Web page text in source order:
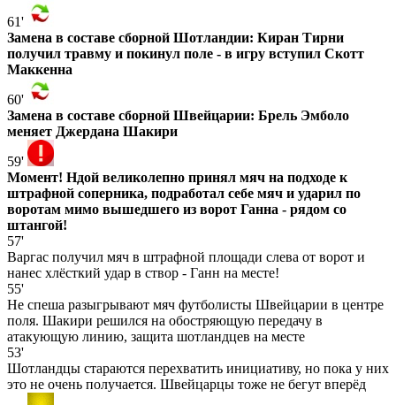
61'
Замена в составе сборной Шотландии: Киран Тирни
получил травму и покинул поле - в игру вступил Скотт
Маккенна
60'
Замена в составе сборной Швейцарии: Брель Эмболо
меняет Джердана Шакири
59'
Момент! Ндой великолепно принял мяч на подходе к
штрафной соперника, подработал себе мяч и ударил по
воротам мимо вышедшего из ворот Ганна - рядом со
штангой!
57'
Варгас получил мяч в штрафной площади слева от ворот и
нанес хлёсткий удар в створ - Ганн на месте!
55'
Не спеша разыгрывают мяч футболисты Швейцарии в центре
поля. Шакири решился на обостряющую передачу в
атакующую линию, защита шотландцев на месте
53'
Шотландцы стараются перехватить инициативу, но пока у них
это не очень получается. Швейцарцы тоже не бегут вперёд